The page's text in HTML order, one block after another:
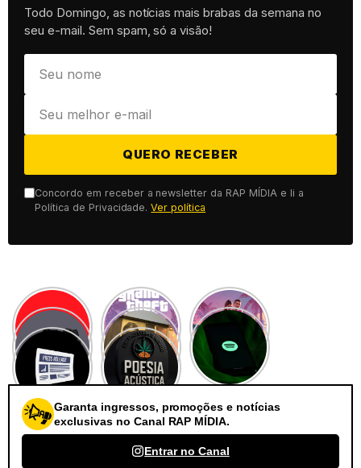
Todo Domingo, as notícias mais brabas da semana no
seu e-mail. Sem spam, só a visão!
QUERO RECEBER
Concordo em receber a newsletter da RAP MÍDIA e li a
Política de Privacidade.Ver política
Garanta ingressos, promoções e notícias
exclusivas no Canal RAP MÍDIA.
Entrar no Canal